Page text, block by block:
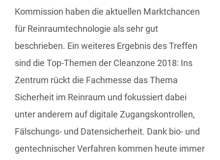
Kommission haben die aktuellen Marktchancen
für Reinraumtechnologie als sehr gut
beschrieben. Ein weiteres Ergebnis des Treffen
sind die Top-Themen der Cleanzone 2018: Ins
Zentrum rückt die Fachmesse das Thema
Sicherheit im Reinraum und fokussiert dabei
unter anderem auf digitale Zugangskontrollen,
Fälschungs- und Datensicherheit. Dank bio- und
gentechnischer Verfahren kommen heute immer